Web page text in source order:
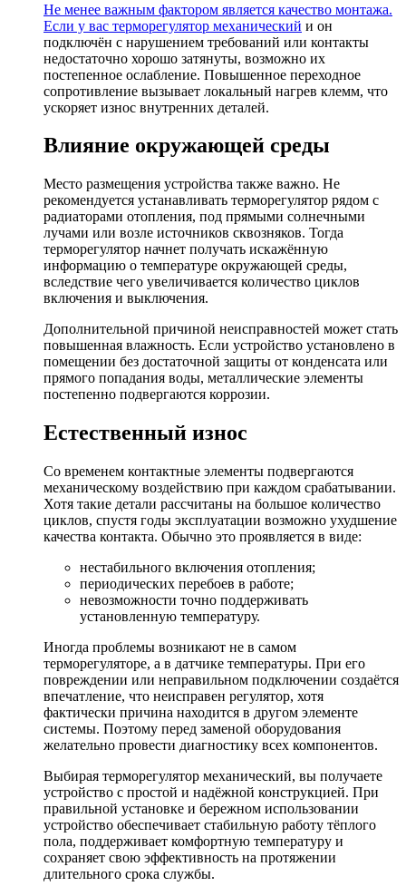
Не менее важным фактором является качество монтажа.
Если у вас терморегулятор механический и он
подключён с нарушением требований или контакты
недостаточно хорошо затянуты, возможно их
постепенное ослабление. Повышенное переходное
сопротивление вызывает локальный нагрев клемм, что
ускоряет износ внутренних деталей.
Влияние окружающей среды
Место размещения устройства также важно. Не
рекомендуется устанавливать терморегулятор рядом с
радиаторами отопления, под прямыми солнечными
лучами или возле источников сквозняков. Тогда
терморегулятор начнет получать искажённую
информацию о температуре окружающей среды,
вследствие чего увеличивается количество циклов
включения и выключения.
Дополнительной причиной неисправностей может стать
повышенная влажность. Если устройство установлено в
помещении без достаточной защиты от конденсата или
прямого попадания воды, металлические элементы
постепенно подвергаются коррозии.
Естественный износ
Со временем контактные элементы подвергаются
механическому воздействию при каждом срабатывании.
Хотя такие детали рассчитаны на большое количество
циклов, спустя годы эксплуатации возможно ухудшение
качества контакта. Обычно это проявляется в виде:
нестабильного включения отопления;
периодических перебоев в работе;
невозможности точно поддерживать
установленную температуру.
Иногда проблемы возникают не в самом
терморегуляторе, а в датчике температуры. При его
повреждении или неправильном подключении создаётся
впечатление, что неисправен регулятор, хотя
фактически причина находится в другом элементе
системы. Поэтому перед заменой оборудования
желательно провести диагностику всех компонентов.
Выбирая терморегулятор механический, вы получаете
устройство с простой и надёжной конструкцией. При
правильной установке и бережном использовании
устройство обеспечивает стабильную работу тёплого
пола, поддерживает комфортную температуру и
сохраняет свою эффективность на протяжении
длительного срока службы.